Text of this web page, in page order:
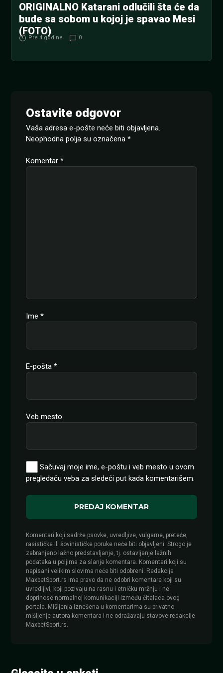
ORIGINALNO Katarani odlučili šta će da
bude sa sobom u kojoj je spavao Mesi
(FOTO)
Pre 4 godine 0
Ostavite odgovor
Vaša adresa e-pošte neće biti objavljena.
Neophodna polja su označena *
Komentar *
Ime *
E-pošta *
Veb mesto
Sačuvaj moje ime, e-poštu i veb mesto u ovom
pregledaču veba za sledeći put kada komentarišem.
Komentari koji sadrže psovke, uvredljive, vulgarne, preteće,
rasističke ili šovinističke poruke neće biti objavljeni. Strogo je
zabranjeno lažno predstavljanje, tj. ostavljanje lažnih
podataka u poljima za slanje komentara. Komentari koji su
napisani velikim slovima neće biti odobreni. Redakcija
MaxbetSport.rs ima pravo da ne odobri komentare koji su
uvredljivi, koji pozivaju na rasnu i etničku mržnju i ne
doprinose normalnoj komunikaciji između čitalaca ovog
portala. Mišljenja iznešena u komentarima su privatno
mišljenje autora komentara i ne odražavaju stavove redakcije
MaxbetSport.rs.